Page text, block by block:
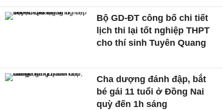
Bộ GD-ĐT công bố chi tiết
lịch thi lại tốt nghiệp THPT
cho thí sinh Tuyên Quang
Cha dượng đánh đập, bắt
bé gái 11 tuổi ở Đồng Nai
quỳ đến 1h sáng